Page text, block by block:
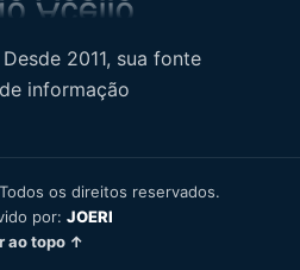
2011, sua fonte
informação
os direitos reservados.
por: JOERI
ao topo ↑